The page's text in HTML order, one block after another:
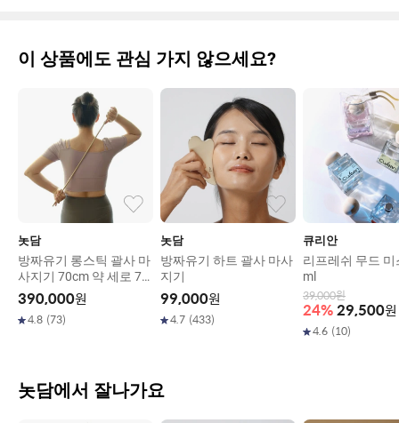
이 상품에도 관심 가지 않으세요?
놋담
방짜유기 롱스틱 괄사 마
사지기 70cm 약 세로 70
cm x 두께 약 0.75cm
390,000원
4.8 (73)
놋담
방짜유기 하트 괄사 마사
지기
99,000원
4.7 (433)
큐리안
리프레쉬 무드 미
ml
39,000원
24% 29,500원
4.6 (10)
놋담에서 잘나가요